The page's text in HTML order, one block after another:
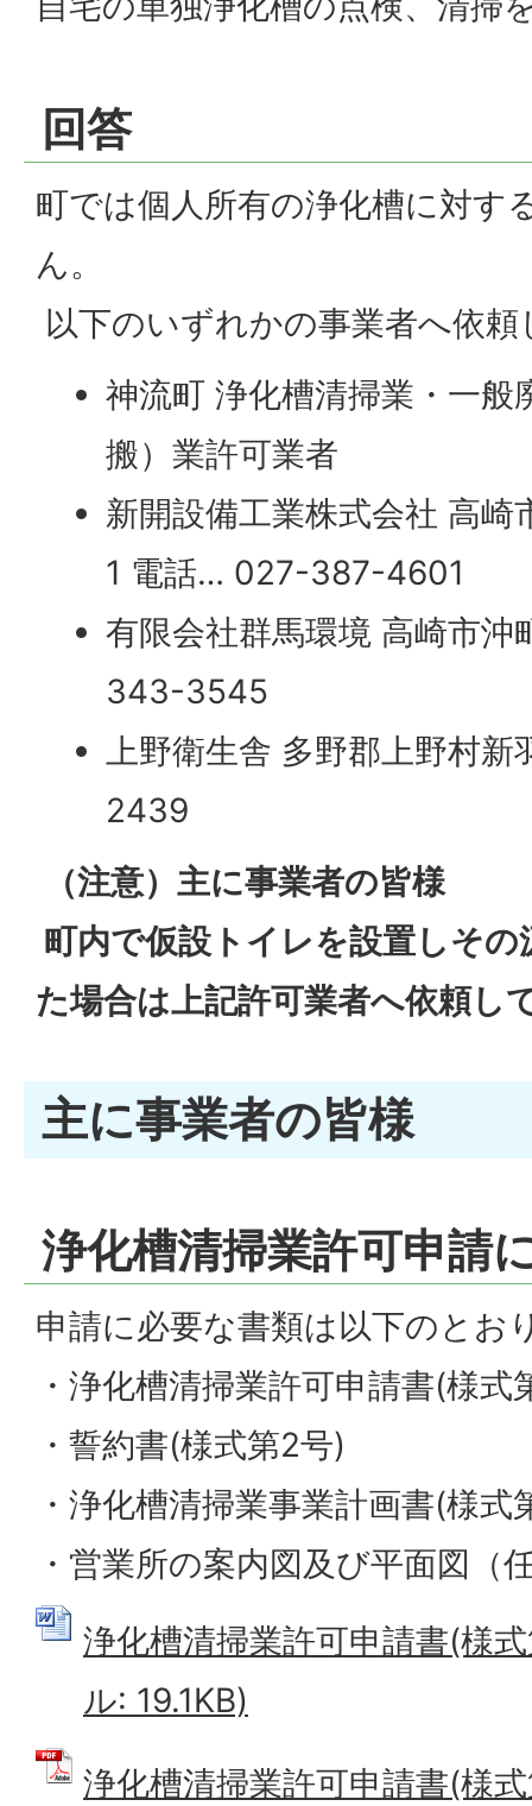
回答
町では個人所有の浄化槽に対す
ん。
以下のいずれかの事業者へ依
神流町 浄化槽清掃業・一般
搬）業許可業者
新開設備工業株式会社 高崎
1 電話… 027-387-4601
有限会社群馬環境 高崎市
343-3545
上野衛生舎 多野郡上野村
2439
（注意）主に事業者の皆様
町内で仮設トイレを設置しそ
た場合は上記許可業者へ依頼し
主に事業者の皆様
浄化槽清掃業許可申請
申請に必要な書類は以下のとお
・浄化槽清掃業許可申請書(様式
・誓約書(様式第2号)
・浄化槽清掃業事業計画書(様式
・営業所の案内図及び平面図（
浄化槽清掃業許可申請書(様
ル: 19.1KB)
浄化槽清掃業許可申請書(様